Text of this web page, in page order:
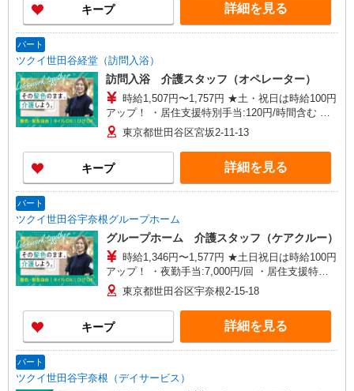
キープ 詳細を見る
パート
ツクイ世田谷経堂（訪問入浴）
訪問入浴 介護スタッフ（オペレーター）
時給1,507円〜1,757円 ★土・祝日は時給100円
アップ！ ・居住支援特別手当:120円/時間含む ※
給与幅は資格・経験等による
東京都世田谷区宮坂2-11-13
キープ 詳細を見る
パート
ツクイ世田谷宇奈根グループホーム
グループホーム 介護スタッフ（ケアクルー）
時給1,346円〜1,577円 ★土日祝日は時給100円
アップ！ ・夜勤手当:7,000円/回 ・居住支援特別
手当:120円/時間含む ※給与幅は資格・経験等によ
る
東京都世田谷区宇奈根2-15-18
キープ 詳細を見る
パート
ツクイ世田谷宇奈根（デイサービス）